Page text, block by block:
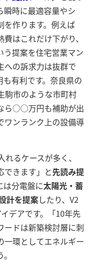
瞬時に最適容量やシ
を作ります。例えば
はこれだけ下がり、
う提案を住宅営業マン
への訴求力は抜群で
有利です。奈良県の
駒市のような市町村
ら○○万円も補助が出
ワンランク上の設備導
るケースが多く、
できます」と先読み提
は分電盤に太陽光・蓄
計を提案したり、V2
デアです。「10年先
ードは新築検討層に刺
一環としてエネルギー